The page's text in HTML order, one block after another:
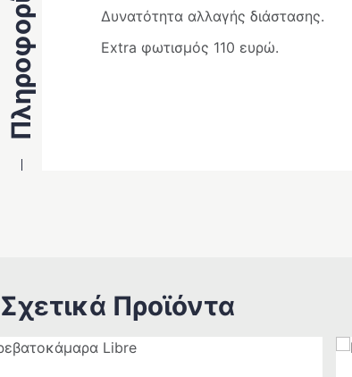
Δυνατότητα αλλαγής διάστασης.
Extra φωτισμός 110 ευρώ.
Σχετικά Προϊόντα